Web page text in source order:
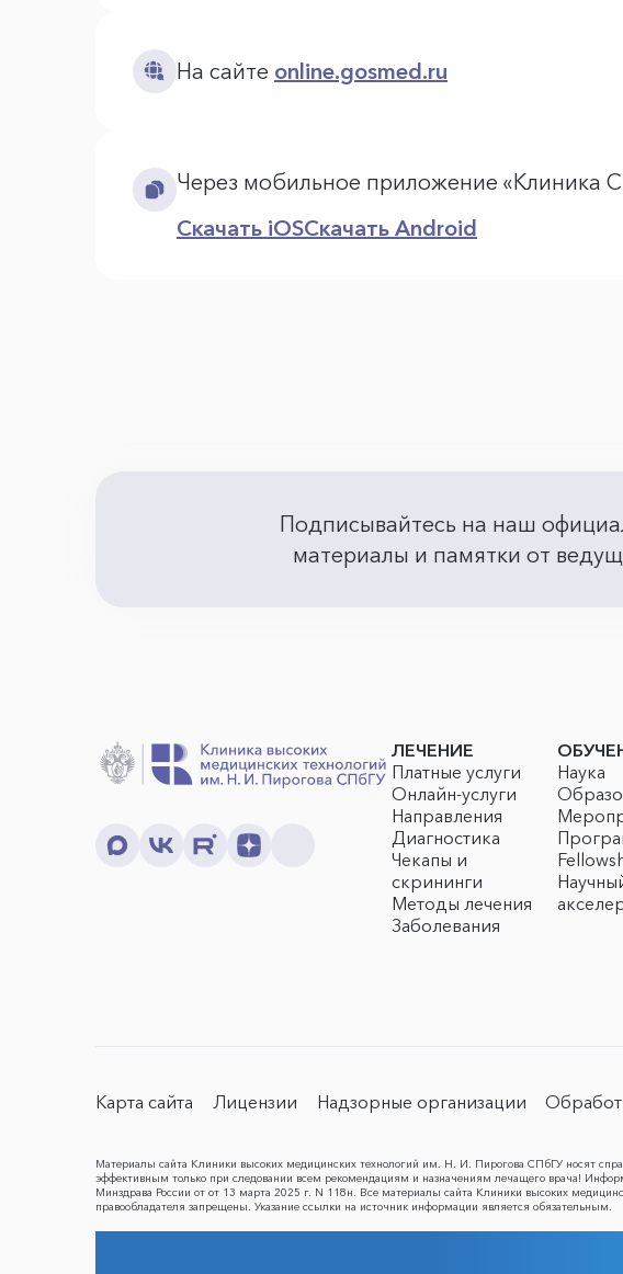
На сайте online.gosmed.ru
Через мобильное приложение «Клиника
Скачать iOSСкачать Android
Подписывайтесь на наш
материалы и памятки от
ЛЕЧЕНИЕ
Платные услуги
Онлайн-услуги
Направления
Диагностика
Чекапы и
скрининги
Методы лечения
Заболевания
Наука
Карта сайта Лицензии Надзорные организации
Материалы сайта Клиники высоких медицинских технологий им. Н. И. Пирогова СПбГУ носят
эффективным только при следовании всем рекомендациям и назначениям лечащего врача!
Минздрава России от от 13 марта 2025 г. N 118н. Все материалы сайта Клиники высоких
правообладателя запрещены. Указание ссылки на источник информации является обязательным.